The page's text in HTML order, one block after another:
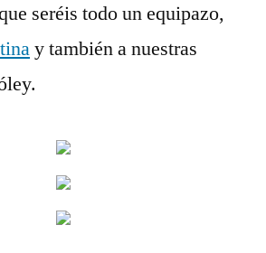
seréis todo un equipazo,
y también a nuestras